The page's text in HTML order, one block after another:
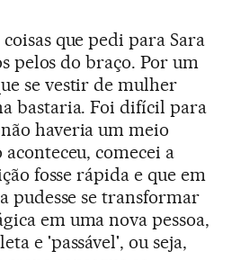
que pedi para Sara
pelos do braço. Por um
se vestir de mulher
bastaria. Foi difícil para
haveria um meio
comecei a
fosse rápida e que em
pudesse se transformar
em uma nova pessoa,
e 'passável', ou seja,